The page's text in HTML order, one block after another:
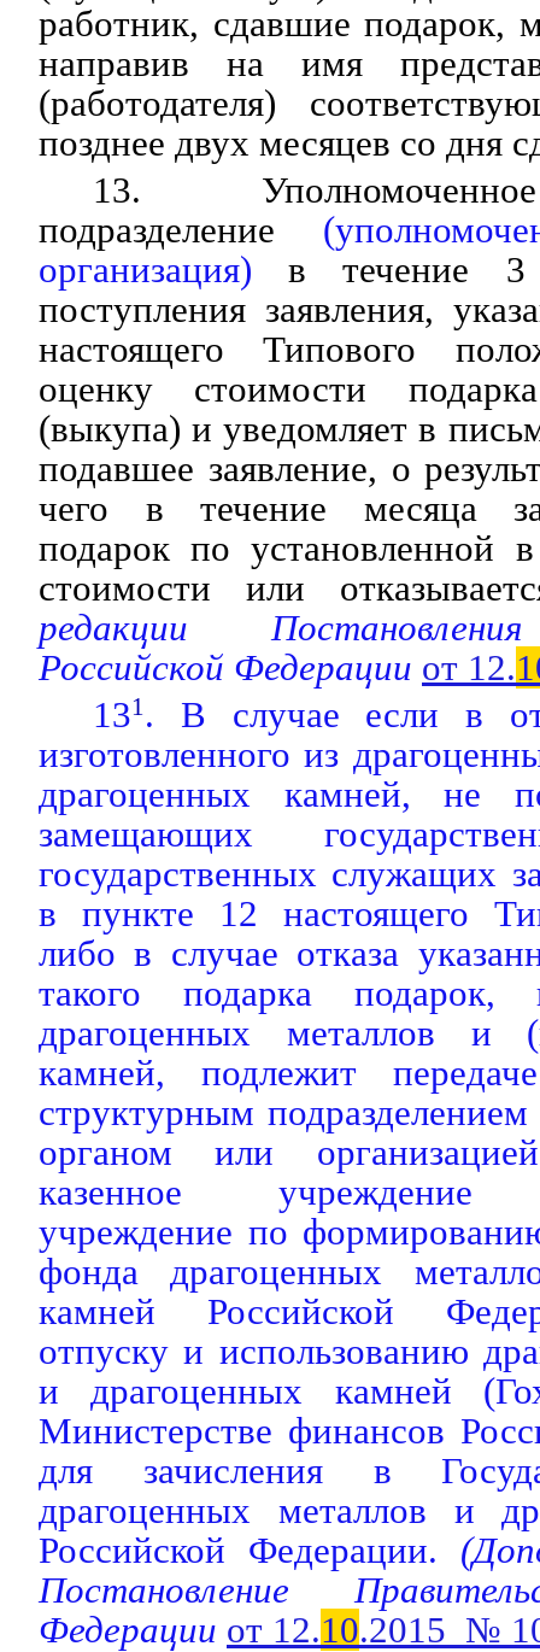
работник, сдавшие подарок,
направив на имя
(работодателя)
позднее двух месяцев со дня
13.
подразделение
организация) в течение 3
поступления заявления,
настоящего Типового
оценку стоимости
(выкупа) и уведомляет в
подавшее заявление, о
чего в течение месяца
подарок по установленной в
стоимости или
редакции
Российской Федерации от 12.
131 . В случае если в
изготовленного из
драгоценных камней, не
замещающих
государственных служащих
в пункте 12 настоящего
либо в случае отказа
такого подарка подарок,
драгоценных металлов и
камней, подлежит
структурным
органом или
казенное учреждение
учреждение по
фонда драгоценных
камней Российской
отпуску и использованию
и драгоценных камней
Министерстве финансов
для зачисления в
драгоценных металлов и
Российской Федерации.
Постановление
Федерации от 12.10.2015 №